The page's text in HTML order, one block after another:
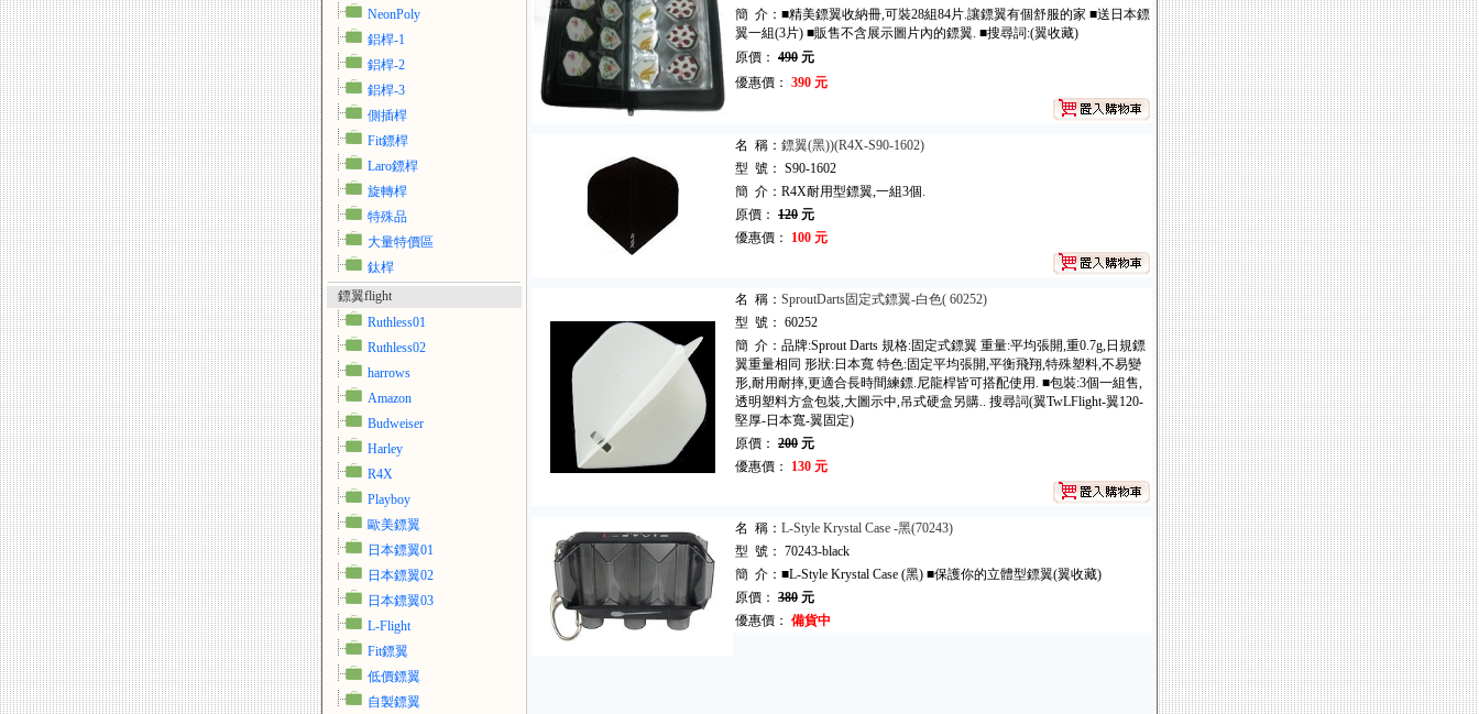
NeonPoly
鋁桿-1
鋁桿-2
鋁桿-3
側插桿
Fit鏢桿
Laro鏢桿
旋轉桿
特殊品
大量特價區
鈦桿
鏢翼flight
Ruthless01
Ruthless02
harrows
Amazon
Budweiser
Harley
R4X
Playboy
歐美鏢翼
日本鏢翼01
日本鏢翼02
日本鏢翼03
L-Flight
Fit鏢翼
低價鏢翼
自製鏢翼
簡 介：■精美鏢翼收納冊,可裝28組84片.讓鏢翼有個舒服的家 ■送日本鏢
翼一組(3片) ■販售不含展示圖片內的鏢翼. ■搜尋詞:(翼收藏)
原價： 490 元
優惠價： 390 元
名 稱： 鏢翼(黑))(R4X-S90-1602)
型 號： S90-1602
簡 介：R4X耐用型鏢翼,一組3個.
原價： 120 元
優惠價： 100 元
名 稱： SproutDarts固定式鏢翼-白色( 60252)
型 號： 60252
簡 介：品牌:Sprout Darts 規格:固定式鏢翼 重量:平均張開,重0.7g,日規鏢
翼重量相同 形狀:日本寬 特色:固定平均張開,平衡飛翔,特殊塑料,不易變
形,耐用耐摔,更適合長時間練鏢.尼龍桿皆可搭配使用. ■包裝:3個一組售,
透明塑料方盒包裝,大圖示中,吊式硬盒另購.. 搜尋詞(翼TwLFlight-翼120-
堅厚-日本寬-翼固定)
原價： 200 元
優惠價： 130 元
名 稱： L-Style Krystal Case -黑(70243)
型 號： 70243-black
簡 介：■L-Style Krystal Case (黑) ■保護你的立體型鏢翼(翼收藏)
原價： 380 元
優惠價： 備貨中